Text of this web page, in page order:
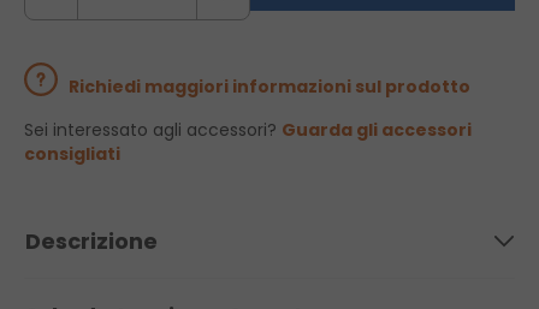
Richiedi maggiori informazioni sul prodotto
Sei interessato agli accessori? Guarda gli accessori
consigliati
Descrizione